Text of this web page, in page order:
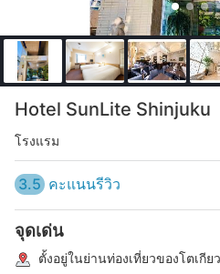
Hotel SunLite Shinjuku
โรงแรม
3.5 คะแนนรีวิว
จุดเด่น
ตั้งอยู่ในย่านท่องเที่ยวของโตเกียว